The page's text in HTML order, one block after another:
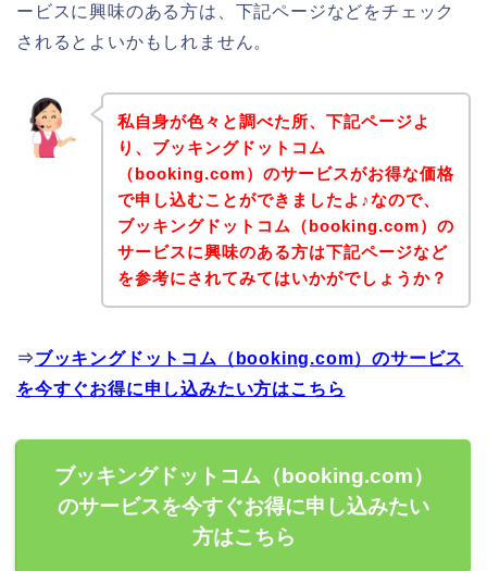
ービスに興味のある方は、下記ページなどをチェック
されるとよいかもしれません。
私自身が色々と調べた所、下記ページよ
り、ブッキングドットコム
（booking.com）のサービスがお得な価格
で申し込むことができましたよ♪なので、
ブッキングドットコム（booking.com）の
サービスに興味のある方は下記ページなど
を参考にされてみてはいかがでしょうか？
⇒ブッキングドットコム（booking.com）のサービス
を今すぐお得に申し込みたい方はこちら
ブッキングドットコム（booking.com）
のサービスを今すぐお得に申し込みたい
方はこちら